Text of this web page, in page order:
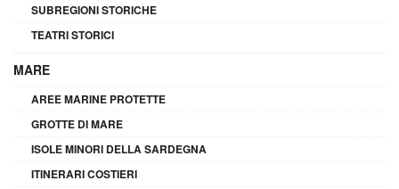
SUBREGIONI STORICHE
TEATRI STORICI
MARE
AREE MARINE PROTETTE
GROTTE DI MARE
ISOLE MINORI DELLA SARDEGNA
ITINERARI COSTIERI